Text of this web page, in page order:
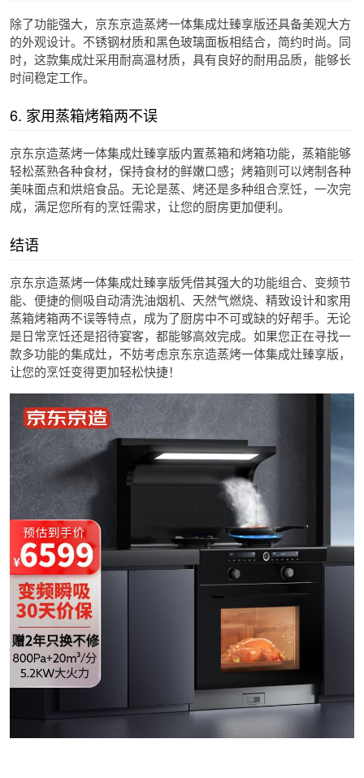
除了功能强大，京东京造蒸烤一体集成灶臻享版还具备美观大方
的外观设计。不锈钢材质和黑色玻璃面板相结合，简约时尚。同
时，这款集成灶采用耐高温材质，具有良好的耐用品质，能够长
时间稳定工作。
6. 家用蒸箱烤箱两不误
京东京造蒸烤一体集成灶臻享版内置蒸箱和烤箱功能，蒸箱能够
轻松蒸熟各种食材，保持食材的鲜嫩口感；烤箱则可以烤制各种
美味面点和烘焙食品。无论是蒸、烤还是多种组合烹饪，一次完
成，满足您所有的烹饪需求，让您的厨房更加便利。
结语
京东京造蒸烤一体集成灶臻享版凭借其强大的功能组合、变频节
能、便捷的侧吸自动清洗油烟机、天然气燃烧、精致设计和家用
蒸箱烤箱两不误等特点，成为了厨房中不可或缺的好帮手。无论
是日常烹饪还是招待宴客，都能够高效完成。如果您正在寻找一
款多功能的集成灶，不妨考虑京东京造蒸烤一体集成灶臻享版，
让您的烹饪变得更加轻松快捷！